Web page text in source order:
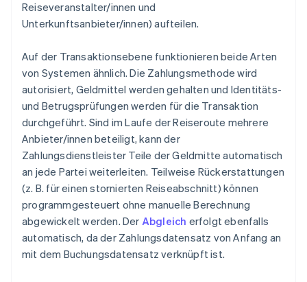
Reiseveranstalter/innen und
Unterkunftsanbieter/innen) aufteilen.
Auf der Transaktionsebene funktionieren beide Arten
von Systemen ähnlich. Die Zahlungsmethode wird
autorisiert, Geldmittel werden gehalten und Identitäts-
und Betrugsprüfungen werden für die Transaktion
durchgeführt. Sind im Laufe der Reiseroute mehrere
Anbieter/innen beteiligt, kann der
Zahlungsdienstleister Teile der Geldmitte automatisch
an jede Partei weiterleiten. Teilweise Rückerstattungen
(z. B. für einen stornierten Reiseabschnitt) können
programmgesteuert ohne manuelle Berechnung
abgewickelt werden. Der Abgleich erfolgt ebenfalls
automatisch, da der Zahlungsdatensatz von Anfang an
mit dem Buchungsdatensatz verknüpft ist.